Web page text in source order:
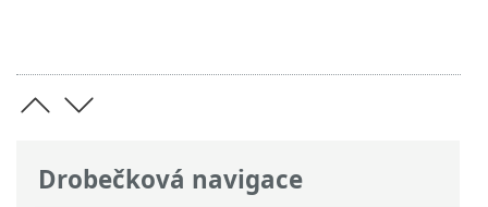
Drobečková navigace